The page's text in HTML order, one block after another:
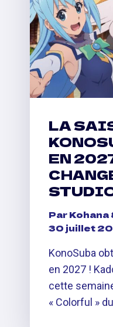
LA
EN
ParKohana
30 juillet
KonoSuba
en 2027 !
cette
« Colorful »